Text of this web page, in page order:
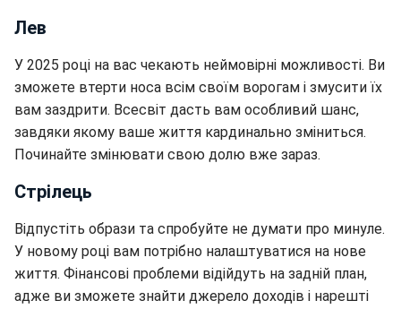
Лев
У 2025 році на вас чекають неймовірні можливості. Ви
зможете втерти носа всім своїм ворогам і змусити їх
вам заздрити. Всесвіт дасть вам особливий шанс,
завдяки якому ваше життя кардинально зміниться.
Починайте змінювати свою долю вже зараз.
Стрілець
Відпустіть образи та спробуйте не думати про минуле.
У новому році вам потрібно налаштуватися на нове
життя. Фінансові проблеми відійдуть на задній план,
адже ви зможете знайти джерело доходів і нарешті